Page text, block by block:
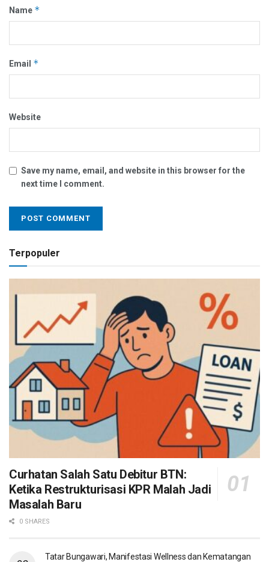
Name *
Email *
Website
Save my name, email, and website in this browser for the
next time I comment.
Terpopuler
Curhatan Salah Satu Debitur BTN:
Ketika Restrukturisasi KPR Malah Jadi
Masalah Baru
0 SHARES
Tatar Bungawari, Manifestasi Wellness dan Kematangan